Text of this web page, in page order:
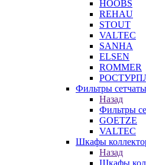
HOOBS
REHAU
STOUT
VALTEC
SANHA
ELSEN
ROMMER
Фильтры
Назад
Фильтры
GOETZE
VALTEC
Шкафы
Назад
Шкафы